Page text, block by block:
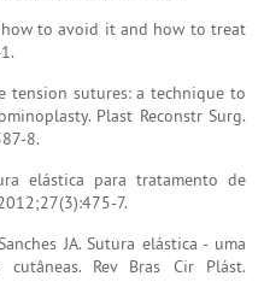
how to avoid it and how to treat
tension sutures: a technique to
Plast Reconstr Surg.
8.
elástica para tratamento de
7.
JA. Sutura elástica - uma
Rev Bras Cir Plást.